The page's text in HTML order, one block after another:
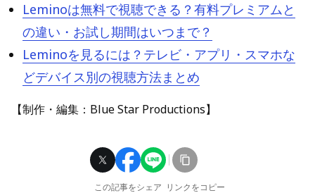
Leminoは無料で視聴できる？有料プレミアムと
の違い・お試し期間はいつまで？
Leminoを見るには？テレビ・アプリ・スマホな
どデバイス別の視聴方法まとめ
【制作・編集：Blue Star Productions】
この記事をシェア リンクをコピー